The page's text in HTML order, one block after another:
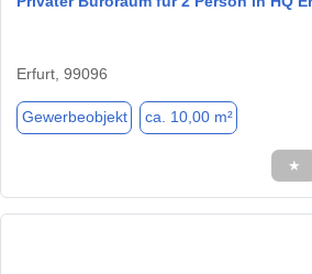
Erfurt, 99096
Gewerbeobjekt ca. 10,00 m²
★